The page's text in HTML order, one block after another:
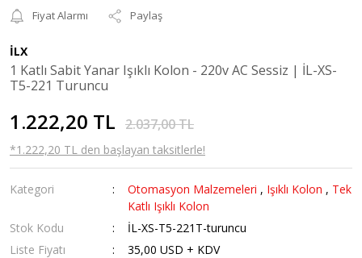
Fiyat Alarmı
Paylaş
İLX
1 Katlı Sabit Yanar Işıklı Kolon - 220v AC Sessiz | İL-XS-
T5-221 Turuncu
1.222,20 TL 2.037,00 TL
*1.222,20 TL den başlayan taksitlerle!
Kategori Otomasyon Malzemeleri , Işıklı Kolon , Tek
Katlı Işıklı Kolon
Stok Kodu
İL-XS-T5-221T-turuncu
Liste Fiyatı
35,00 USD + KDV